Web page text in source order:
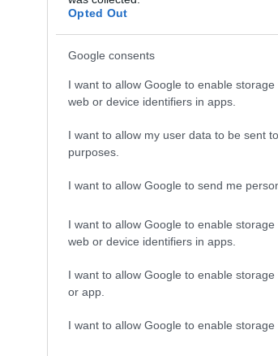
Opted Out
Google consents
I want to allow Google to enable
web or device identifiers in apps.
I want to allow my user data to be sent
purposes.
I want to allow Google to send me
I want to allow Google to enable
web or device identifiers in apps.
I want to allow Google to enable
or app.
I want to allow Google to enable storage
legfőbb ügyészhez:
szerint az alábbi ügyben lefolytatott